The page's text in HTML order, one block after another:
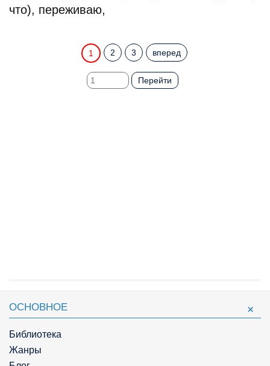
что), переживаю,
1 2 3 вперед
Перейти
ОСНОВНОЕ
Библиотека
Жанры